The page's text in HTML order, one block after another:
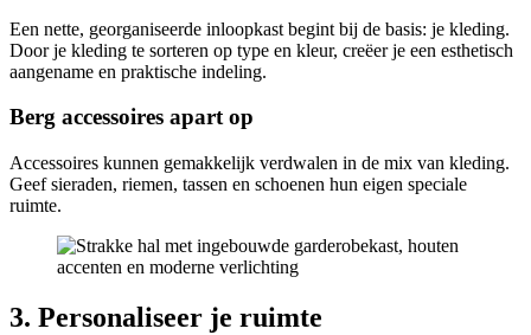
Een nette, georganiseerde inloopkast begint bij de basis: je kleding.
Door je kleding te sorteren op type en kleur, creëer je een esthetisch
aangename en praktische indeling.
Berg accessoires apart op
Accessoires kunnen gemakkelijk verdwalen in de mix van kleding.
Geef sieraden, riemen, tassen en schoenen hun eigen speciale
ruimte.
3. Personaliseer je ruimte